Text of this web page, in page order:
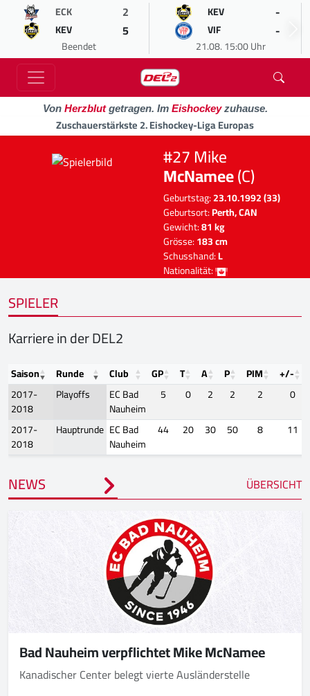
ECK 2
KEV 5
Beendet
KEV -
VIF -
21.08. 15:00 Uhr
Von Herzblutgetragen. Im Eishockeyzuhause.
Zuschauerstärkste 2. Eishockey-Liga Europas
#27 Mike
McNamee(C)
Geburtstag:23.10.1992 (33)
Geburtsort:Perth, CAN
Gewicht:81 kg
Grösse:183 cm
Schusshand:L
Nationalität:
SPIELER
Karriere in der DEL2
Saison Runde Club GP T A P PIM
+/-
2017-
2018
Playoffs
EC Bad
Nauheim
5 0 2 2 2
0
2017-
2018
Hauptrunde EC Bad
Nauheim
44 20 30 50 8 11
NEWS ÜBERSICHT
Bad Nauheim verpflichtet Mike McNamee
Kanadischer Center belegt vierte Ausländerstelle